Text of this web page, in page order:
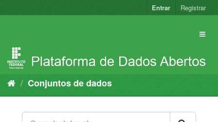
para
Entrar Registrar
Conjuntos de dados